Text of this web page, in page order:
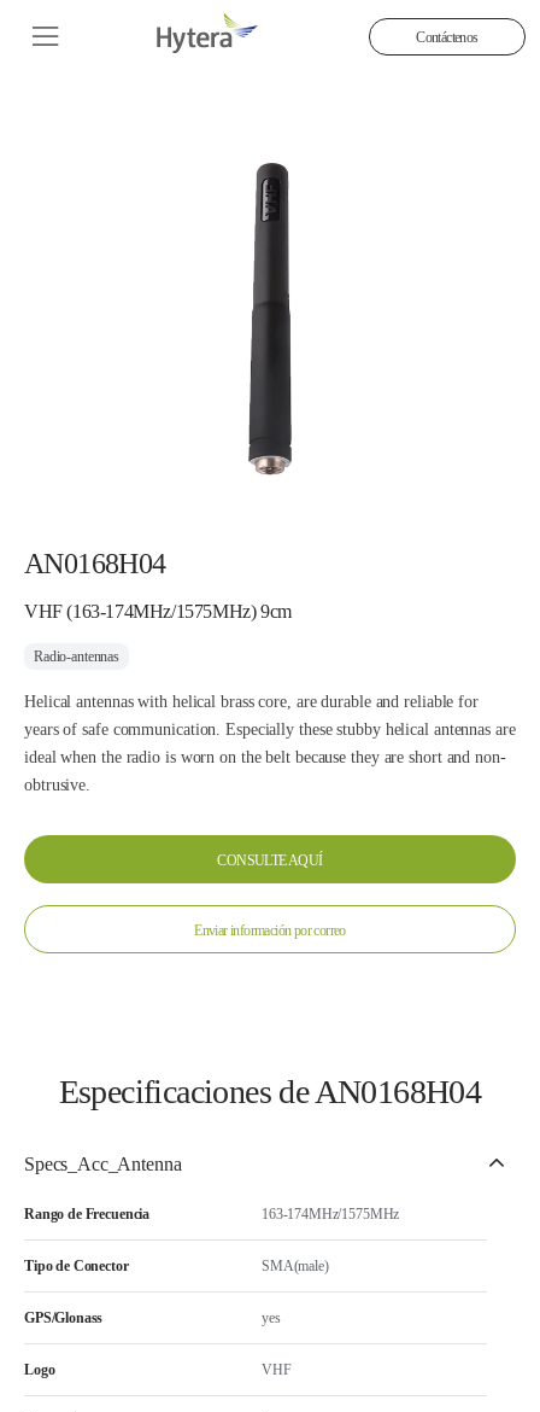
Contáctenos
AN0168H04
VHF (163-174MHz/1575MHz) 9cm
Radio-antennas
Helical antennas with helical brass core, are durable and reliable for
years of safe communication. Especially these stubby helical antennas are
ideal when the radio is worn on the belt because they are short and non-
obtrusive.
CONSULTE AQUÍ
Enviar información por correo
Especificaciones de AN0168H04
Specs_Acc_Antenna
Rango de Frecuencia 163-174MHz/1575MHz
Tipo de Conector SMA(male)
GPS/Glonass yes
Logo VHF